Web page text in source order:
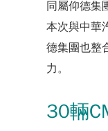
同屬仰德集
本次與中華
德集團也整
力。
30輛